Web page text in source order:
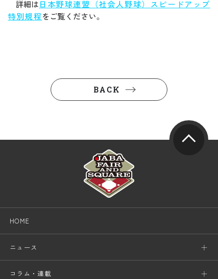
詳細は日本野球連盟（社会人野球）スピードアップ
特別規程をご覧ください。
BACK
HOME
ニュース
コラム・連載